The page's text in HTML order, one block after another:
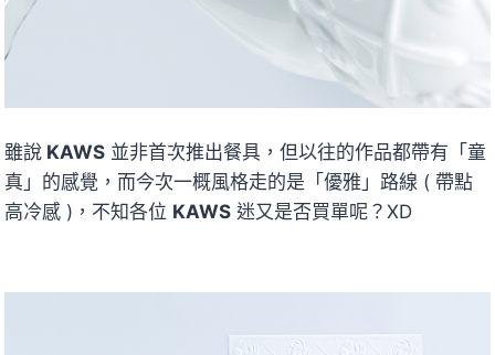
雖說 KAWS 並非首次推出餐具，但以往的作品都帶有「童
真」的感覺，而今次一概風格走的是「優雅」路線 ( 帶點
高冷感 )，不知各位 KAWS 迷又是否買單呢？XD